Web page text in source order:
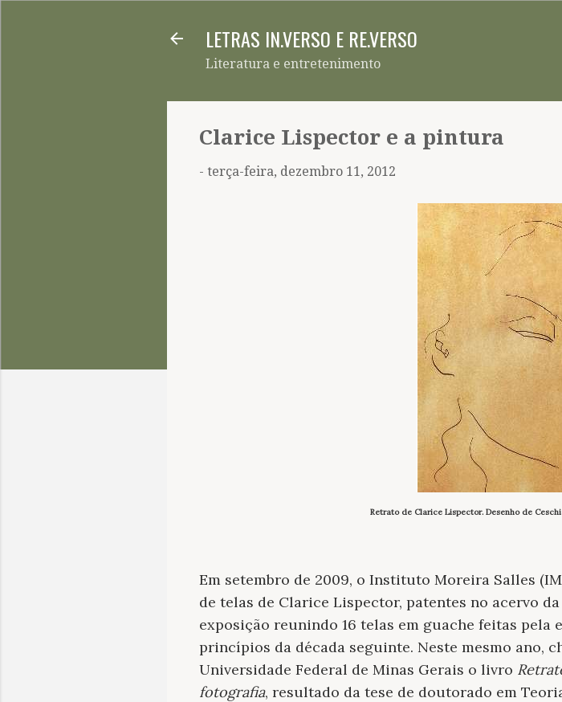
LETRAS IN.VERSO E RE.VERSO
Literatura e entretenimento
Clarice Lispector e a pintura
- terça-feira, dezembro 11, 2012
Retrato de Clarice Lispector. Desenho de
Em setembro de 2009, o Instituto Moreira Salles
de telas de Clarice Lispector, patentes no acervo
exposição reunindo 16 telas em guache feitas pela
princípios da década seguinte. Neste mesmo ano,
Universidade Federal de Minas Gerais o livro
fotografia, resultado da tese de doutorado em